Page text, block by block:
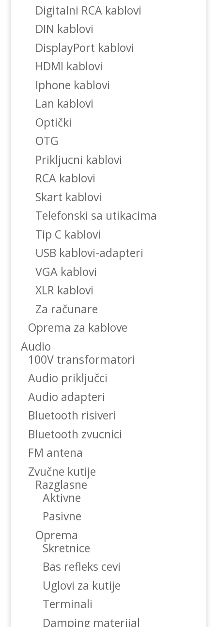
Digitalni RCA kablovi
DIN kablovi
DisplayPort kablovi
HDMI kablovi
Iphone kablovi
Lan kablovi
Optički
OTG
Prikljucni kablovi
RCA kablovi
Skart kablovi
Telefonski sa utikacima
Tip C kablovi
USB kablovi-adapteri
VGA kablovi
XLR kablovi
Za računare
Oprema za kablove
Audio
100V transformatori
Audio priključci
Audio adapteri
Bluetooth risiveri
Bluetooth zvucnici
FM antena
Zvučne kutije
Razglasne
Aktivne
Pasivne
Oprema
Skretnice
Bas refleks cevi
Uglovi za kutije
Terminali
Damping materijal